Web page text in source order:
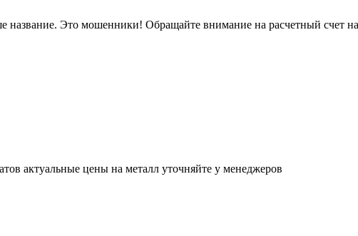
Это мошенники! Обращайте внимание на расчетный счет
актуальные цены на металл уточняйте у менеджеров